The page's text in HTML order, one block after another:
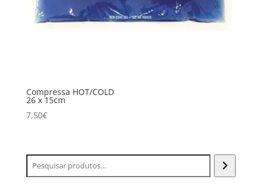
Compressa HOT/COLD
26 x 15cm
7,50€